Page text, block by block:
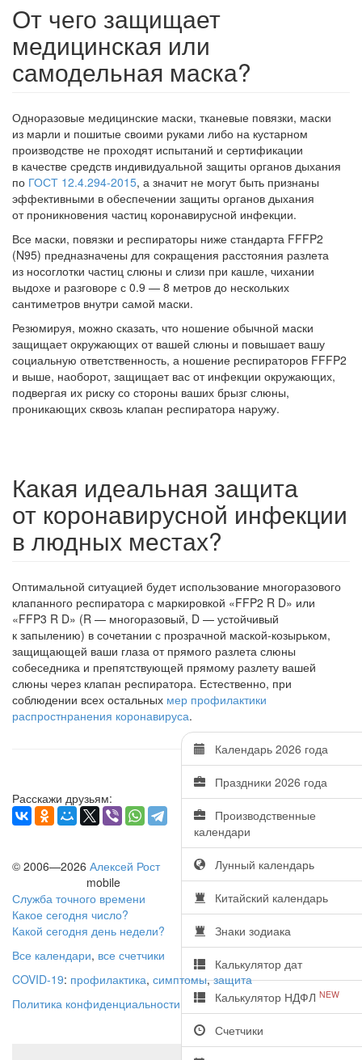
От чего защищает
медицинская или
самодельная маска?
Одноразовые медицинские маски, тканевые повязки, маски
из марли и пошитые своими руками либо на кустарном
производстве не проходят испытаний и сертификации
в качестве средств индивидуальной защиты органов дыхания
по ГОСТ 12.4.294-2015, а значит не могут быть признаны
эффективными в обеспечении защиты органов дыхания
от проникновения частиц коронавирусной инфекции.
Все маски, повязки и респираторы ниже стандарта FFFP2
(N95) предназначены для сокращения расстояния разлета
из носоглотки частиц слюны и слизи при кашле, чихании
выдохе и разговоре с 0.9 — 8 метров до нескольких
сантиметров внутри самой маски.
Резюмируя, можно сказать, что ношение обычной маски
защищает окружающих от вашей слюны и повышает вашу
социальную ответственность, а ношение респираторов FFFP2
и выше, наоборот, защищает вас от инфекции окружающих,
подвергая их риску со стороны ваших брызг слюны,
проникающих сквозь клапан респиратора наружу.
Какая идеальная защита
от коронавирусной инфекции
в людных местах?
Оптимальной ситуацией будет использование многоразового
клапанного респиратора с маркировкой «FFP2 R D» или
«FFP3 R D» (R — многоразовый, D — устойчивый
к запылению) в сочетании с прозрачной маской-козырьком,
защищающей ваши глаза от прямого разлета слюны
собеседника и препятствующей прямому разлету вашей
слюны через клапан респиратора. Естественно, при
соблюдении всех остальных мер профилактики
распростнранения коронавируса.
Календарь 2026 года
Праздники 2026 года
Производственные
календари
Лунный календарь
Китайский календарь
Знаки зодиака
Калькулятор дат
Калькулятор НДФЛ NEW
Счетчики
Расскажи друзьям:
© 2006—2026 Алексей Рост
mobile
Служба точного времени
Какое сегодня число?
Какой сегодня день недели?
Все календари, все счетчики
COVID-19: профилактика, симптомы,защита
Политика конфиденциальности